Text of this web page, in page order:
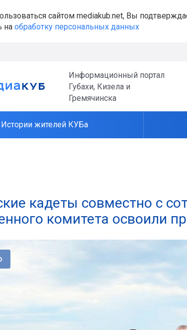
сайтом mediakub.net, Вы
на обработку персональных данных
Информационный портал
Губахи, Кизела и
Гремячинска
Истории жителей КУБа
кадеты совместно с
комитета освоили